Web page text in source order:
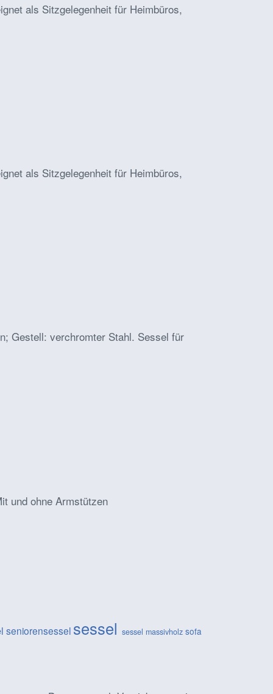
als Sitzgelegenheit für Heimbüros,
als Sitzgelegenheit für Heimbüros,
Gestell: verchromter Stahl. Sessel für
und ohne Armstützen
seniorensessel sessel sessel massivholz sofa